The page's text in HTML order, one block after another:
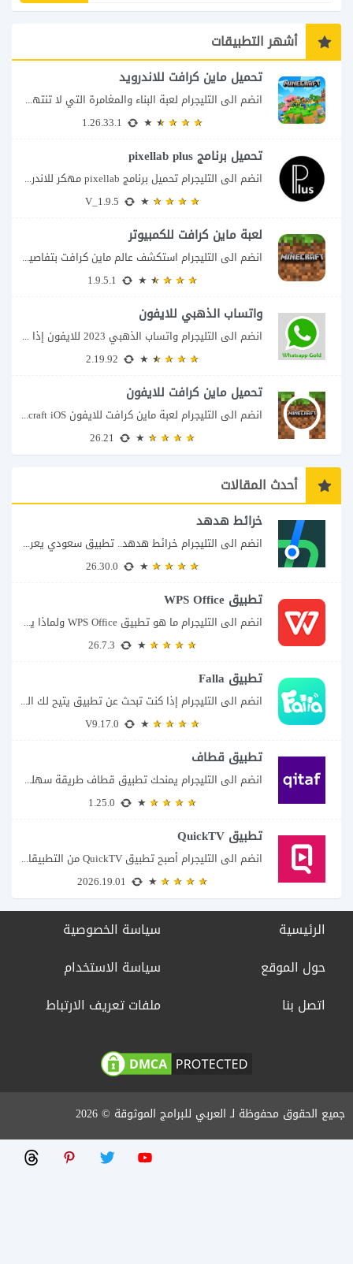
أشهر التطبيقات
تحميل ماين كرافت للاندرويد
انضم الى التليجرام لعبة البناء والمغامرة التي لا تنتهي Minecraft إذا كنت تبحث عن...
تحميل برنامج pixellab plus
انضم الى التليجرام تحميل برنامج pixellab مهكر للاندرويد يعتبر تطبيق بيكسلاب من اشهر تطبيقات...
لعبة ماين كرافت للكمبيوتر
انضم الى التليجرام استكشف عالم ماين كرافت بتفاصيل مذهلة 🌟 هل أنت مستعد لمغامرة...
واتساب الذهبي للايفون
انضم الى التليجرام واتساب الذهبي 2023 للايفون إذا كنت تبحث عن واتساب الذهبي للايفون...
تحميل ماين كرافت للايفون
انضم الى التليجرام لعبة ماين كرافت للايفون Minecraft iOS تُعد لعبة Minecraft واحدة من...
أحدث المقالات
خرائط هدهد
انضم الى التليجرام خرائط هدهد.. تطبيق سعودي يعرف تفاصيل الطريق قبل أن تبدأ رحلتك...
تطبيق WPS Office
انضم الى التليجرام ما هو تطبيق WPS Office ولماذا يمكن أن يغنيك عن عدة...
تطبيق Falla
انضم الى التليجرام إذا كنت تبحث عن تطبيق يتيح لك الدخول إلى غرف دردشة...
تطبيق قطاف
انضم الى التليجرام يمنحك تطبيق قطاف طريقة سهلة لمتابعة نقاط المكافآت والاستفادة منها في...
تطبيق QuickTV
انضم الى التليجرام أصبح تطبيق QuickTV من التطبيقات التي تستهدف محبي المسلسلات السريعة، إذ...
الرئيسية
حول الموقع
اتصل بنا
سياسة الخصوصية
سياسة الاستخدام
ملفات تعريف الارتباط
جميع الحقوق محفوظة لـ العربي للبرامج الموثوقة © 2026